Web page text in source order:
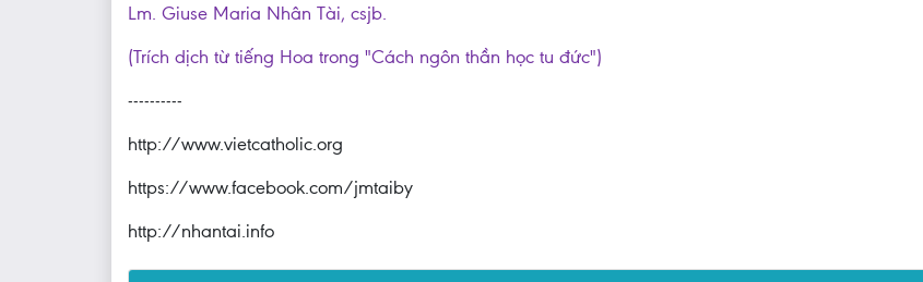
Lm. Giuse Maria Nhân Tài, csjb.
(Trích dịch từ tiếng Hoa trong "Cách ngôn thần học tu đức")
----------
http://www.vietcatholic.org
https://www.facebook.com/jmtaiby
http://nhantai.info